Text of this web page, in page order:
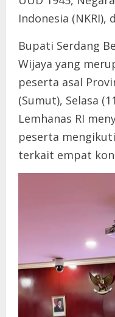
Indonesia (NKRI),
Bupati Serdang
Wijaya yang
peserta asal
(Sumut), Selasa
Lemhanas RI
peserta
terkait empat